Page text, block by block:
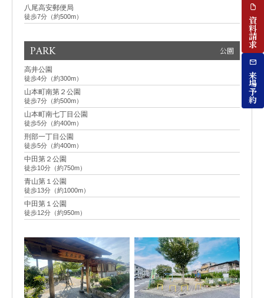
八尾高安郵便局
徒歩7分（約500m）
PARK 公園
高井公園
徒歩4分（約300m）
山本町南第２公園
徒歩7分（約500m）
山本町南七丁目公園
徒歩5分（約400m）
刑部一丁目公園
徒歩5分（約400m）
中田第２公園
徒歩10分（約750m）
青山第１公園
徒歩13分（約1000m）
中田第１公園
徒歩12分（約950m）
資料請求
来場予約